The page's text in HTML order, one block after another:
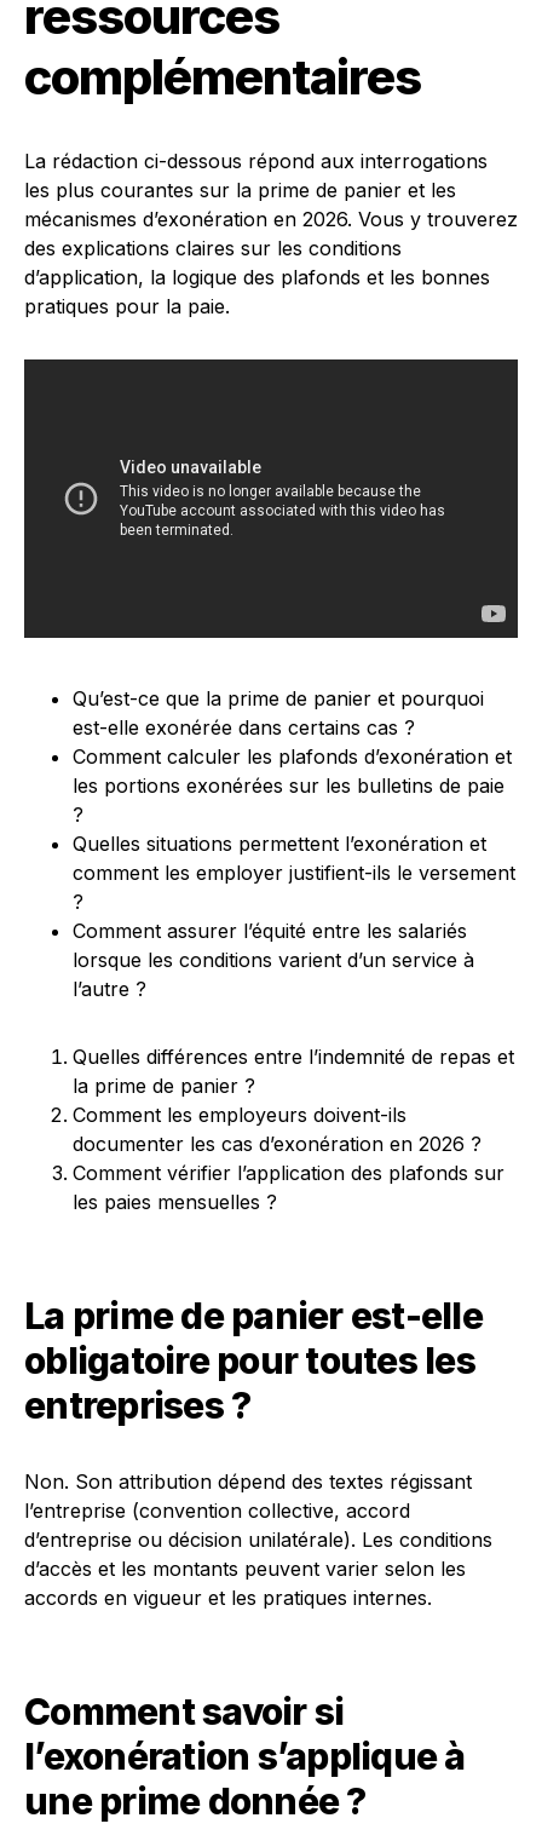
ressources
complémentaires
La rédaction ci-dessous répond aux interrogations
les plus courantes sur la prime de panier et les
mécanismes d’exonération en 2026. Vous y trouverez
des explications claires sur les conditions
d’application, la logique des plafonds et les bonnes
pratiques pour la paie.
Qu’est-ce que la prime de panier et pourquoi
est-elle exonérée dans certains cas ?
Comment calculer les plafonds d’exonération et
les portions exonérées sur les bulletins de paie
?
Quelles situations permettent l’exonération et
comment les employer justifient-ils le versement
?
Comment assurer l’équité entre les salariés
lorsque les conditions varient d’un service à
l’autre ?
Quelles différences entre l’indemnité de repas et
la prime de panier ?
Comment les employeurs doivent-ils
documenter les cas d’exonération en 2026 ?
Comment vérifier l’application des plafonds sur
les paies mensuelles ?
La prime de panier est-elle
obligatoire pour toutes les
entreprises ?
Non. Son attribution dépend des textes régissant
l’entreprise (convention collective, accord
d’entreprise ou décision unilatérale). Les conditions
d’accès et les montants peuvent varier selon les
accords en vigueur et les pratiques internes.
Comment savoir si
l’exonération s’applique à
une prime donnée ?